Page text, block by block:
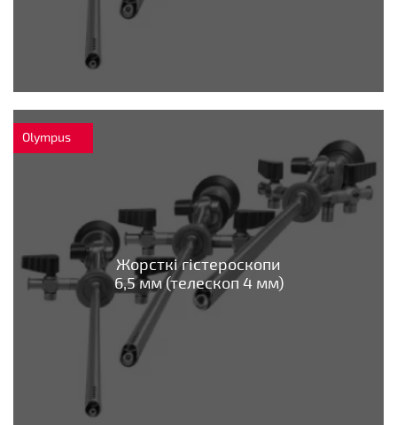
Olympus
Жорсткі гістероскопи
6,5 мм (телескоп 4 мм)